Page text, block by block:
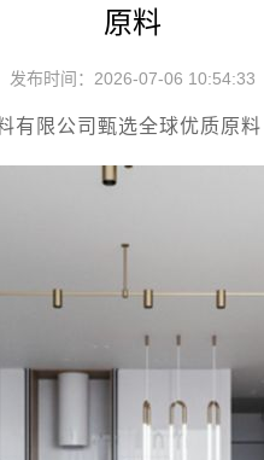
原料
发布时间：2026-07-06 10:54:33
有限公司甄选全球优质原料